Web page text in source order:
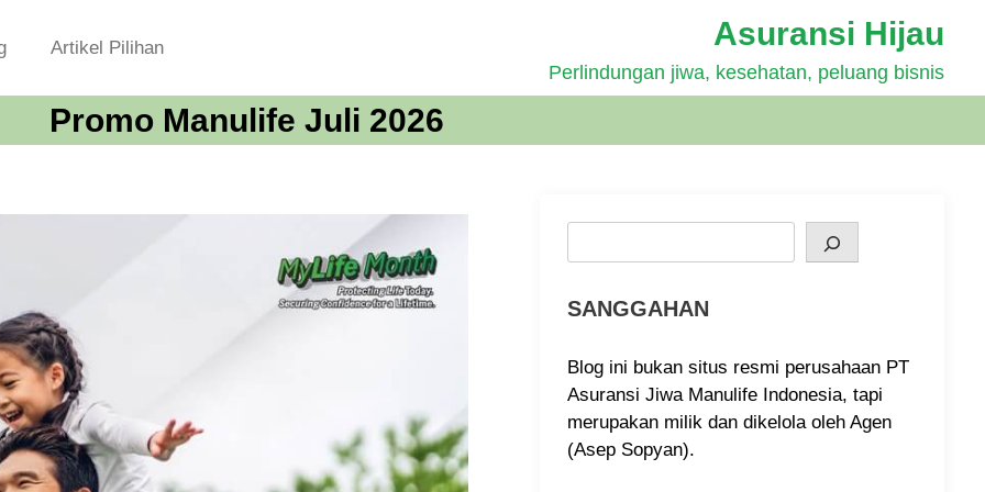
Asuransi Hijau
Perlindungan jiwa, kesehatan, peluang bisnis
Artikel Pilihan
Promo Manulife Juli 2026
SANGGAHAN
Blog ini bukan situs resmi perusahaan PT
Asuransi Jiwa Manulife Indonesia, tapi
merupakan milik dan dikelola oleh Agen
(Asep Sopyan).